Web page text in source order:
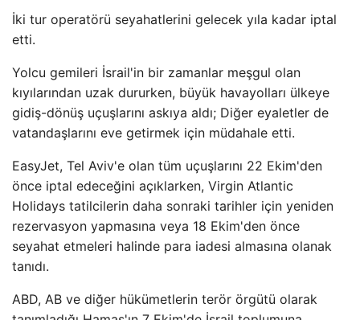
İki tur operatörü seyahatlerini gelecek yıla kadar iptal
etti.
Yolcu gemileri İsrail'in bir zamanlar meşgul olan
kıyılarından uzak dururken, büyük havayolları ülkeye
gidiş-dönüş uçuşlarını askıya aldı; Diğer eyaletler de
vatandaşlarını eve getirmek için müdahale etti.
EasyJet, Tel Aviv'e olan tüm uçuşlarını 22 Ekim'den
önce iptal edeceğini açıklarken, Virgin Atlantic
Holidays tatilcilerin daha sonraki tarihler için yeniden
rezervasyon yapmasına veya 18 Ekim'den önce
seyahat etmeleri halinde para iadesi almasına olanak
tanıdı.
ABD, AB ve diğer hükümetlerin terör örgütü olarak